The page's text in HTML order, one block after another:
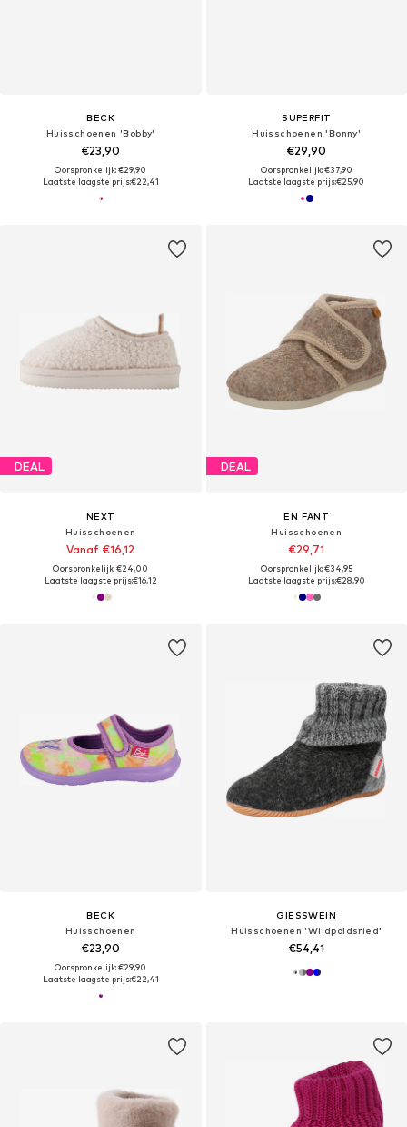
BECK
Huisschoenen 'Bobby'
€23,90
Oorspronkelijk: €29,90
Laatste laagste prijs:€22,41
SUPERFIT
Huisschoenen 'Bonny'
€29,90
Oorspronkelijk: €37,90
Laatste laagste prijs:€25,90
DEAL
NEXT
Huisschoenen
Vanaf €16,12
Oorspronkelijk: €24,00
Laatste laagste prijs:€16,12
DEAL
EN FANT
Huisschoenen
€29,71
Oorspronkelijk: €34,95
Laatste laagste prijs:€28,90
BECK
Huisschoenen
€23,90
Oorspronkelijk: €29,90
Laatste laagste prijs:€22,41
GIESSWEIN
Huisschoenen 'Wildpoldsried'
€54,41